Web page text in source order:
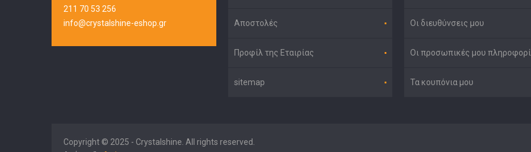
211 70 53 256
info@crystalshine-eshop.gr
Αποστολές
Προφίλ της Εταιρίας
sitemap
Οι διευθύνσεις μου
Οι προσωπικές μου
Τα κουπόνια μου
Copyright © 2025 - Crystalshine. All rights reserved.